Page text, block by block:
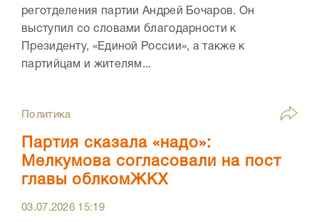
реготделения партии Андрей Бочаров. Он
выступил со словами благодарности к
Президенту, «Единой России», а также к
партийцам и жителям...
Политика
Партия сказала «надо»:
Мелкумова согласовали на пост
главы облкомЖКХ
03.07.2026 15:19